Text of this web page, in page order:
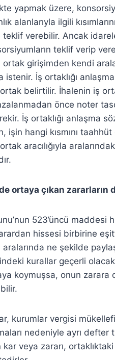
yapmak üzere,
alanlarıyla ilgili
verebilir. Ancak
teklif verip
ortak girişimden kendi
istenir. İş ortaklığı
belirtilir. İhalenin iş
önce noter
İş ortaklığı anlaşma
işin hangi kısmını
aracılığıyla
ortaya çıkan zararların
523’üncü
hissesi birbirine
aralarında ne şekilde
kurallar geçerli
koymuşsa, onun zarara
kurumlar vergisi
nedeniyle ayrı
kar veya zararı,